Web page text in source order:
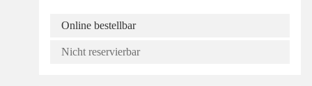
Online bestellbar
Nicht reservierbar